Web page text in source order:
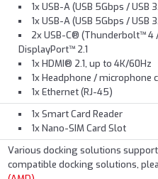
1x USB-A (USB 5Gbps / USB
1x USB-A (USB 5Gbps / USB
2x USB-C® (Thunderbolt™ 4
DisplayPort™ 2.1
1x HDMI® 2.1, up to 4K/60Hz
1x Headphone / microphone
1x Ethernet (RJ-45)
1x Smart Card Reader
1x Nano-SIM Card Slot
Various docking solutions
compatible docking solutions,